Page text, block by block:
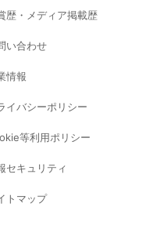
歴・メディア掲載歴
い合わせ
情報
イバシーポリシー
等利用ポリシー
セキュリティ
トマップ